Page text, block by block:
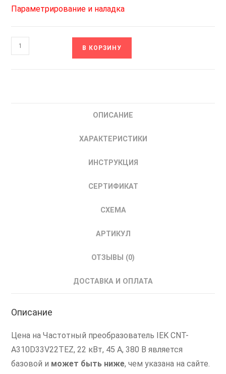
Параметрирование и наладка
Количество
товара
В КОРЗИНУ
ОПИСАНИЕ
ХАРАКТЕРИСТИКИ
ИНСТРУКЦИЯ
СЕРТИФИКАТ
СХЕМА
АРТИКУЛ
ОТЗЫВЫ (0)
ДОСТАВКА И ОПЛАТА
Описание
Цена на Частотный преобразователь IEK CNT-
A310D33V22TEZ, 22 кВт, 45 А, 380 В является
базовой и может быть ниже, чем указана на сайте.